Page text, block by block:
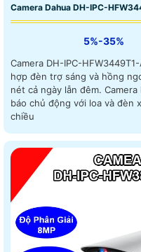
Camera Dahua DH-IPC-
5%-35%
Camera DH-IPC-
hợp đèn trợ sáng và hồng
nét cả ngày lẫn đêm. Camera hỗ trợ phân biệt người và xe cảnh
báo chủ động với loa và đèn
chiều